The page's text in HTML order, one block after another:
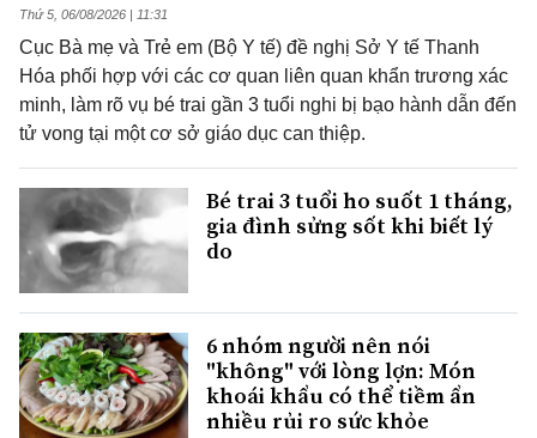
Thứ 5, 06/08/2026 | 11:31
Cục Bà mẹ và Trẻ em (Bộ Y tế) đề nghị Sở Y tế Thanh
Hóa phối hợp với các cơ quan liên quan khẩn trương xác
minh, làm rõ vụ bé trai gần 3 tuổi nghi bị bạo hành dẫn đến
tử vong tại một cơ sở giáo dục can thiệp.
Bé trai 3 tuổi ho suốt 1 tháng,
gia đình sửng sốt khi biết lý
do
6 nhóm người nên nói
"không" với lòng lợn: Món
khoái khẩu có thể tiềm ẩn
nhiều rủi ro sức khỏe